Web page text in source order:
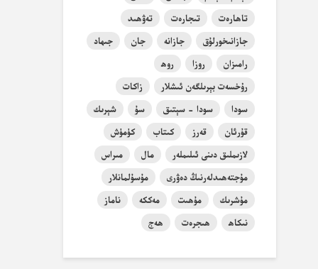
تاھارەت
تىجارەت
تەۋھىد
جازانىخورلۇق
جازانە جان
جىھاد
رامىزان
روزا
روھ
رۇخسەت بېرىلگەن ئىشلار
زاكات
سودا
سودا - سېتىق سۇ
شېرىك
قۇرئان
قەرز كىتاب
كۈمۈش
لازىملىق دىنى ئىلىملەر
مال
مىراس
مۇجتەھىدلەرنىڭ دەۋرى
مۇسۇلمانلار
مۇشرىك
مۇھىت مەككە
ناماز
نىكاھ
ھىجرەت ھەج